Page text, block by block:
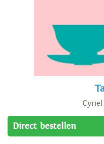
Direct bestellen
Cyriel